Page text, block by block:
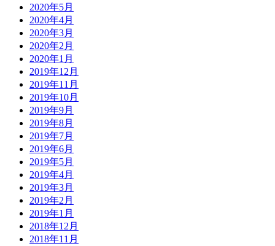
2020年5月
2020年4月
2020年3月
2020年2月
2020年1月
2019年12月
2019年11月
2019年10月
2019年9月
2019年8月
2019年7月
2019年6月
2019年5月
2019年4月
2019年3月
2019年2月
2019年1月
2018年12月
2018年11月